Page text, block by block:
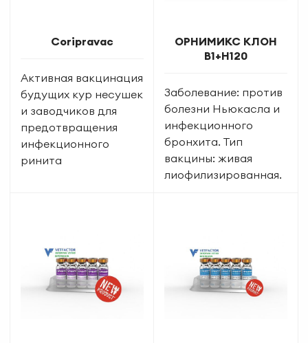
Coripravac
Активная вакцинация
будущих кур несушек
и заводчиков для
предотвращения
инфекционного
ринита
ОРНИМИКС КЛОН
B1+H120
Заболевание: против
болезни Ньюкасла и
инфекционного
бронхита. Тип
вакцины: живая
лиофилизированная.